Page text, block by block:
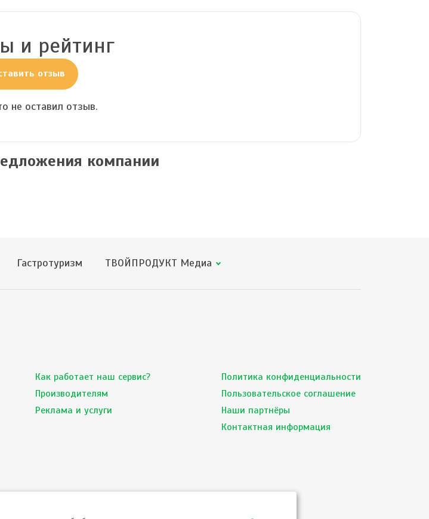
и рейтинг
отзыв
не оставил отзыв.
компании
Гастротуризм ТВОЙПРОДУКТ Медиа
Как работает наш сервис?
Производителям
Реклама и услуги
Политика конфиденциальности
Пользовательское соглашение
Наши партнёры
Контактная информация